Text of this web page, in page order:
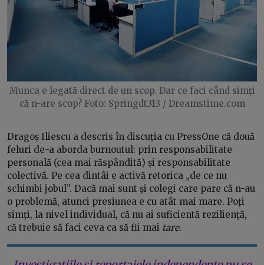
Munca e legată direct de un scop. Dar ce faci când simți
că n-are scop? Foto: Springdt313 / Dreamstime.com
Dragoș Iliescu a descris în discuția cu PressOne că două
feluri de-a aborda burnoutul: prin responsabilitate
personală (cea mai răspândită) și responsabilitate
colectivă. Pe cea dintâi e activă retorica „de ce nu
schimbi jobul”. Dacă mai sunt și colegi care pare că n-au
o problemă, atunci presiunea e cu atât mai mare. Poți
simți, la nivel individual, că nu ai suficientă reziliență,
că trebuie să faci ceva ca să fii mai tare.